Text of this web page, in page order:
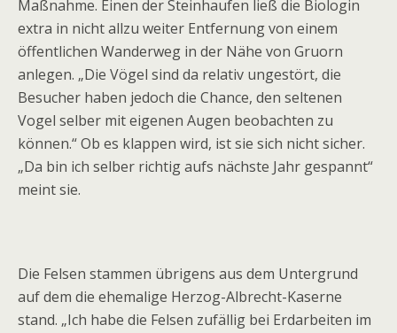
Maßnahme. Einen der Steinhaufen ließ die Biologin
extra in nicht allzu weiter Entfernung von einem
öffentlichen Wanderweg in der Nähe von Gruorn
anlegen. „Die Vögel sind da relativ ungestört, die
Besucher haben jedoch die Chance, den seltenen
Vogel selber mit eigenen Augen beobachten zu
können.“ Ob es klappen wird, ist sie sich nicht sicher.
„Da bin ich selber richtig aufs nächste Jahr gespannt“
meint sie.
Die Felsen stammen übrigens aus dem Untergrund
auf dem die ehemalige Herzog-Albrecht-Kaserne
stand. „Ich habe die Felsen zufällig bei Erdarbeiten im